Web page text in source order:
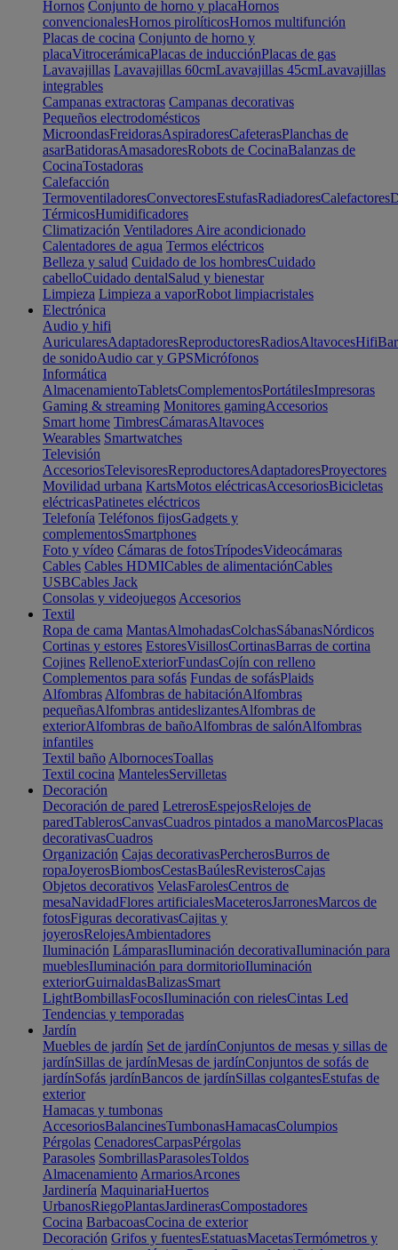
Hornos Conjunto de horno y placaHornos
convencionalesHornos pirolíticosHornos multifunción
Placas de cocina Conjunto de horno y
placaVitrocerámicaPlacas de inducciónPlacas de gas
Lavavajillas Lavavajillas 60cmLavavajillas 45cmLavavajillas
integrables
Campanas extractoras Campanas decorativas
Pequeños electrodomésticos
MicroondasFreidorasAspiradoresCafeterasPlanchas de
asarBatidorasAmasadoresRobots de CocinaBalanzas de
CocinaTostadoras
Calefacción
TermoventiladoresConvectoresEstufasRadiadoresCalefactores
TérmicosHumidificadores
Climatización Ventiladores Aire acondicionado
Calentadores de agua Termos eléctricos
Belleza y salud Cuidado de los hombresCuidado
cabelloCuidado dentalSalud y bienestar
Limpieza Limpieza a vaporRobot limpiacristales
Electrónica
Audio y hifi
AuricularesAdaptadoresReproductoresRadiosAltavocesHifi
de sonidoAudio car y GPSMicrófonos
Informática
AlmacenamientoTabletsComplementosPortátilesImpresoras
Gaming & streaming Monitores gamingAccesorios
Smart home TimbresCámarasAltavoces
Wearables Smartwatches
Televisión
AccesoriosTelevisoresReproductoresAdaptadoresProyectores
Movilidad urbana KartsMotos eléctricasAccesoriosBicicletas
eléctricasPatinetes eléctricos
Telefonía Teléfonos fijosGadgets y
complementosSmartphones
Foto y vídeo Cámaras de fotosTrípodesVideocámaras
Cables Cables HDMICables de alimentaciónCables
USBCables Jack
Consolas y videojuegos Accesorios
Textil
Ropa de cama MantasAlmohadasColchasSábanasNórdicos
Cortinas y estores EstoresVisillosCortinasBarras de cortina
Cojines RellenoExteriorFundasCojín con relleno
Complementos para sofás Fundas de sofásPlaids
Alfombras Alfombras de habitaciónAlfombras
pequeñasAlfombras antideslizantesAlfombras de
exteriorAlfombras de bañoAlfombras de salónAlfombras
infantiles
Textil baño AlbornocesToallas
Textil cocina MantelesServilletas
Decoración
Decoración de pared LetrerosEspejosRelojes de
paredTablerosCanvasCuadros pintados a manoMarcosPlacas
decorativasCuadros
Organización Cajas decorativasPercherosBurros de
ropaJoyerosBiombosCestasBaúlesRevisterosCajas
Objetos decorativos VelasFarolesCentros de
mesaNavidadFlores artificialesMaceterosJarronesMarcos de
fotosFiguras decorativasCajitas y
joyerosRelojesAmbientadores
Iluminación LámparasIluminación decorativaIluminación para
mueblesIluminación para dormitorioIluminación
exteriorGuirnaldasBalizasSmart
LightBombillasFocosIluminación con rielesCintas Led
Tendencias y temporadas
Jardín
Muebles de jardín Set de jardínConjuntos de mesas y sillas de
jardínSillas de jardínMesas de jardínConjuntos de sofás de
jardínSofás jardínBancos de jardínSillas colgantesEstufas de
exterior
Hamacas y tumbonas
AccesoriosBalancinesTumbonasHamacasColumpios
Pérgolas CenadoresCarpasPérgolas
Parasoles SombrillasParasolesToldos
Almacenamiento ArmariosArcones
Jardinería MaquinariaHuertos
UrbanosRiegoPlantasJardinerasCompostadores
Cocina BarbacoasCocina de exterior
Decoración Grifos y fuentesEstatuasMacetasTermómetros y